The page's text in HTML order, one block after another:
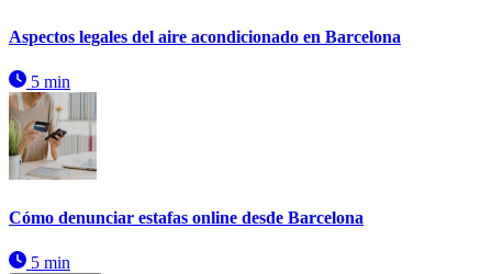
Aspectos legales del aire acondicionado en Barcelona
5 min
Cómo denunciar estafas online desde Barcelona
5 min